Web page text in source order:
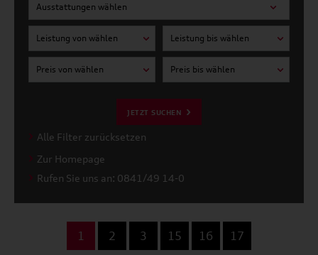
Ausstattungen wählen
Leistung von wählen Leistung bis wählen
Preis von wählen Preis bis wählen
JETZT SUCHEN
Alle Filter zurücksetzen
Zur Homepage
Rufen Sie uns an: 0841/49 14-0
1 2 3 15 16 17